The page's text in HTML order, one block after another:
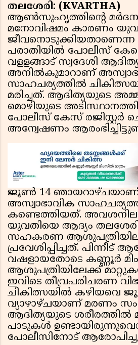
തലശേരി: (KVARTHA)
ആൺസുഹൃത്തിൻ്റെ
മനോവിഷമം കാരണം
പരാതിയിൽ പോലീസ്
വളളങ്ങാട് സ്വദേശി ആദിത്യ
അനിൽകുമാറാണ്
സാഹചര്യത്തിൽ
മരിച്ചത്. ആദിത്യയുടെ
മൊഴിയുടെ
പോലീസ് കേസ് രജിസ്റ്റർ
അന്വേഷണം
ജൂൺ 14 ഞായറാഴ്ചയാണ്
അസ്വാഭാവിക
കണ്ടെത്തിയത്.
യുവതിയെ ആദ്യം തലശേരി
സഹകരണ
പ്രവേശിപ്പിച്ചത്. പിന്നീട്
വഷളായതോടെ കണ്ണൂർ
ആശുപത്രിയിലേക്ക്
ഇവിടെ തീവ്രപരിചരണ
ചികിത്സയിൽ കഴിയവെ
വ്യാഴാഴ്ചയാണ് മരണം
ആദിത്യയുടെ ശരീരത്തിൽ
പാടുകൾ
പോലീസിനോട്